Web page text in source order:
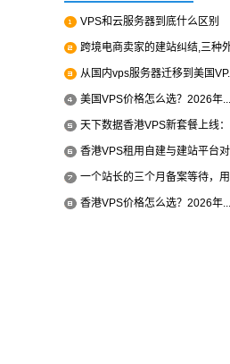
VPS和云服务器到底什么区别
跨境电商卖家的建站纠结,三种
从国内vps服务器迁移到美国
美国VPS价格怎么选？2026年...
天下数据香港VPS新套餐上线
香港VPS租用自建与建站平台
一个站长的三个月备案等待，
香港VPS价格怎么选？2026年...